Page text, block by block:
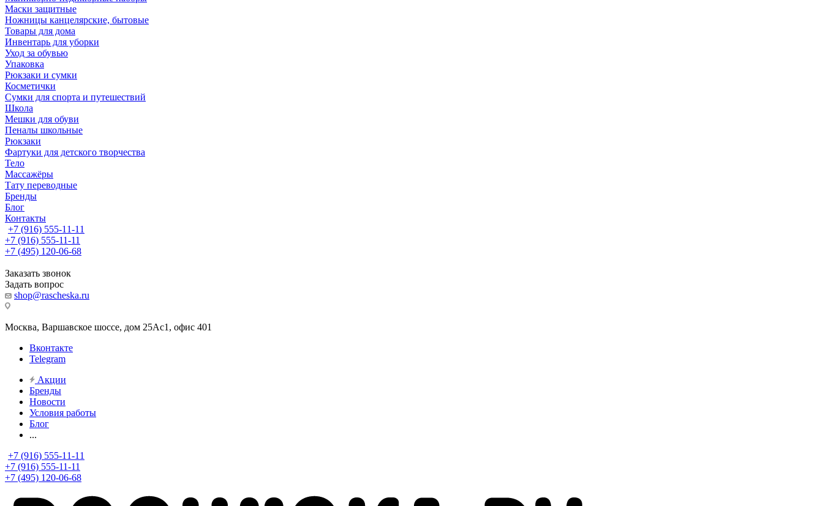
Маски защитные
Ножницы канцелярские, бытовые
Товары для дома
Инвентарь для уборки
Уход за обувью
Упаковка
Рюкзаки и сумки
Косметички
Сумки для спорта и путешествий
Школа
Мешки для обуви
Пеналы школьные
Рюкзаки
Фартуки для детского творчества
Тело
Массажёры
Тату переводные
Бренды
Блог
Контакты
+7 (916) 555-11-11
+7 (916) 555-11-11
+7 (495) 120-06-68
Заказать звонок
Задать вопрос
shop@rascheska.ru
Москва, Варшавское шоссе, дом 25Аc1, офис 401
Вконтакте
Telegram
Акции
Бренды
Новости
Условия работы
Блог
...
+7 (916) 555-11-11
+7 (916) 555-11-11
+7 (495) 120-06-68